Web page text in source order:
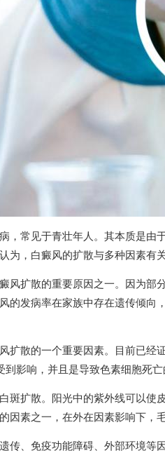
，常见于青壮年人。其本质是
为，白癜风的扩散与多种因素有关
风扩散的重要原因之一。因为
的发病率在家族中存在遗传倾
扩散的一个重要因素。目前已
影响，并且是导致色素细胞死亡
斑扩散。阳光中的紫外线可以
因素之一，在外在因素影响下，
传、免疫功能障碍、外部环境等